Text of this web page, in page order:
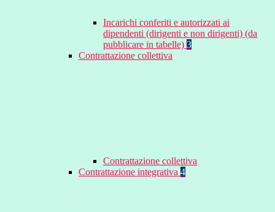
Incarichi conferiti e autorizzati ai
dipendenti (dirigenti e non dirigenti) (da
pubblicare in tabelle) 3
Contrattazione collettiva
Contrattazione collettiva
Contrattazione integrativa 4